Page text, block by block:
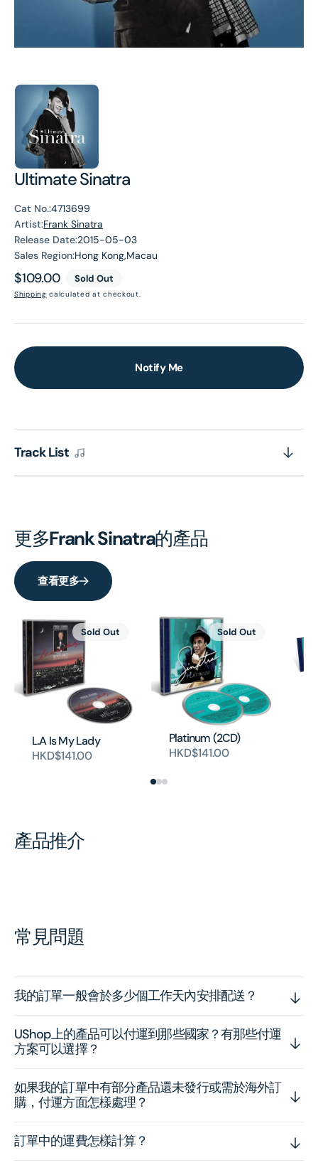
Ultimate Sinatra
Cat No.:4713699
Artist:Frank Sinatra
Release Date:2015-05-03
Sales Region:Hong Kong,Macau
Regular
price
$109.00 Sold Out
Shipping calculated at checkout.
Notify Me
Track List
更多Frank Sinatra的產品
查看更多
L.A Is My Lady
HKD$141.00
Sold Out
Platinum (2CD)
HKD$141.00
Sold Out
產品推介
常見問題
我的訂單一般會於多少個工作天內安排配送？
UShop上的產品可以付運到那些國家？有那些付運
方案可以選擇？
如果我的訂單中有部分產品還未發行或需於海外訂
購，付運方面怎樣處理？
訂單中的運費怎樣計算？